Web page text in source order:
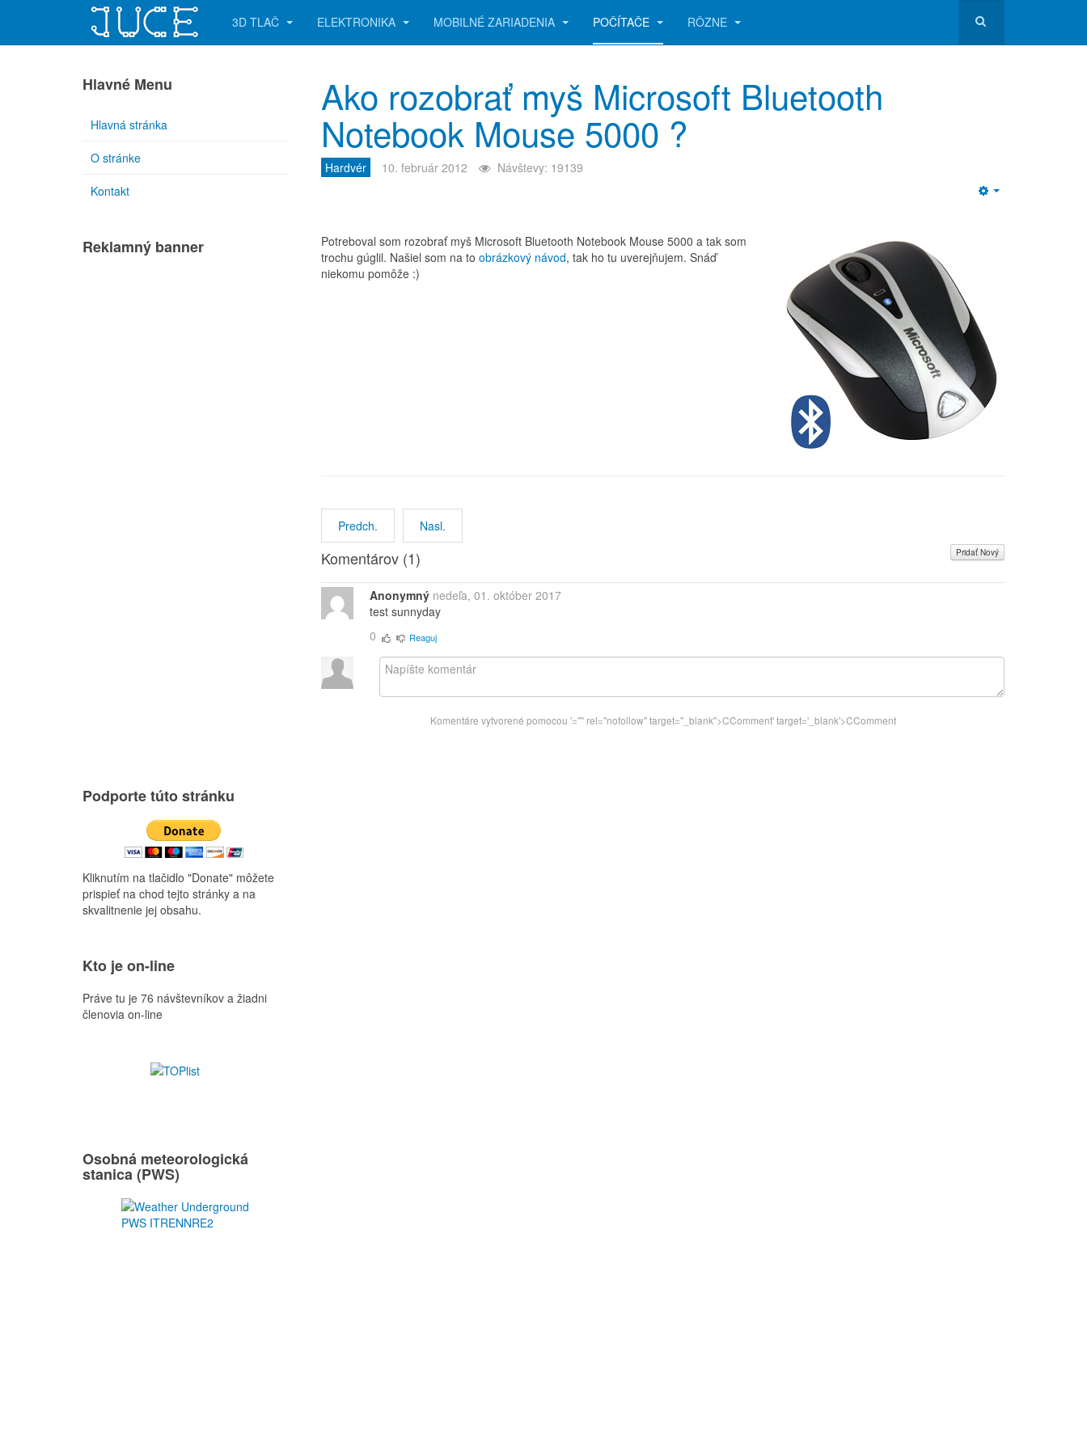
3D TLAČ ELEKTRONIKA MOBILNÉ ZARIADENIA POČÍTAČE RÔZNE
Ako rozobrať myš Microsoft Bluetooth
Notebook Mouse 5000 ?
Hardvér 10. február 2012 Návštevy: 19139
Potreboval som rozobrať myš Microsoft Bluetooth Notebook Mouse 5000 a tak som
trochu gúglil. Našiel som na to obrázkový návod, tak ho tu uverejňujem. Snáď
niekomu pomôže :)
Predch. Nasl.
Komentárov (1) Pridať Nový
Anonymný nedeľa, 01. október 2017
test sunnyday
0
Reaguj
Komentáre vytvorené pomocou '="" rel="nofollow" target="_blank">CComment' target='_blank'>CComment
Hlavné Menu
Hlavná stránka
O stránke
Kontakt
Reklamný banner
Podporte túto stránku
Kliknutím na tlačidlo "Donate" môžete
prispieť na chod tejto stránky a na
skvalitnenie jej obsahu.
Kto je on-line
Práve tu je 76 návštevníkov a žiadni
členovia on-line
Osobná meteorologická
stanica (PWS)